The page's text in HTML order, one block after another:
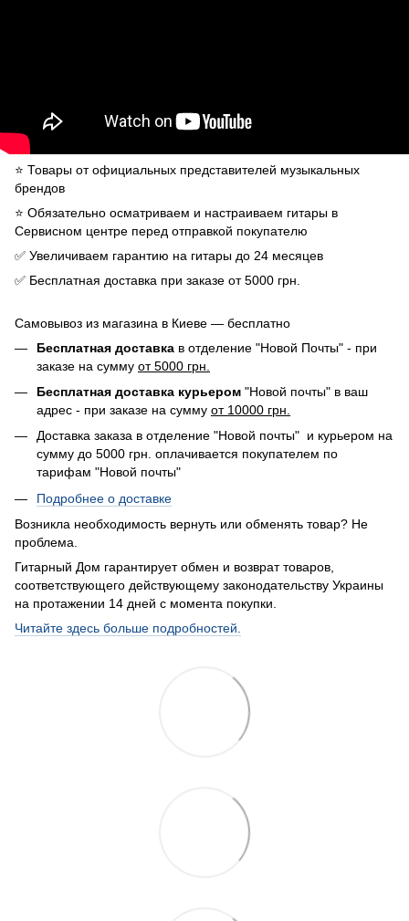
⭐️ Товары от официальных представителей музыкальных
брендов
⭐️ Обязательно осматриваем и настраиваем гитары в
Сервисном центре перед отправкой покупателю
✅ Увеличиваем гарантию на гитары до 24 месяцев
✅ Бесплатная доставка при заказе от 5000 грн.
Самовывоз из магазина в Киеве — бесплатно
Бесплатная доставка в отделение "Новой Почты" - при
заказе на сумму от 5000 грн.
Бесплатная доставка курьером "Новой почты" в ваш
адрес - при заказе на сумму от 10000 грн.
Доставка заказа в отделение "Новой почты" и курьером на
сумму до 5000 грн. оплачивается покупателем по
тарифам "Новой почты"
Подробнее о доставке
Возникла необходимость вернуть или обменять товар? Не
проблема.
Гитарный Дом гарантирует обмен и возврат товаров,
соответствующего действующему законодательству Украины
на протажении 14 дней с момента покупки.
Читайте здесь больше подробностей.